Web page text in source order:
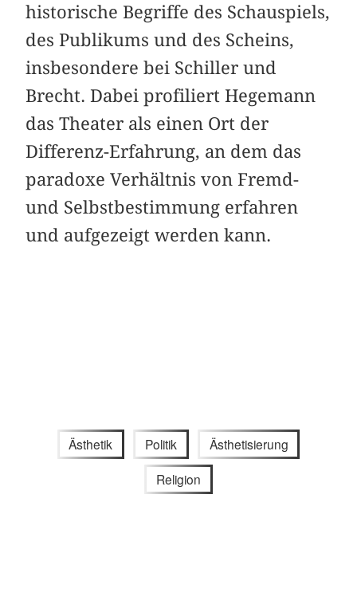
historische Begriffe des Schauspiels,
des Publikums und des Scheins,
insbesondere bei Schiller und
Brecht. Dabei profiliert Hegemann
das Theater als einen Ort der
Differenz-Erfahrung, an dem das
paradoxe Verhältnis von Fremd-
und Selbstbestimmung erfahren
und aufgezeigt werden kann.
Ästhetik Politik Ästhetisierung
Religion